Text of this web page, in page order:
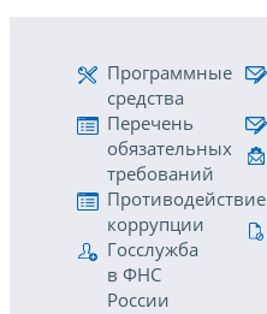
Программные
средства
Перечень
обязательных
требований
Противодействие
коррупции
Госслужба
в ФНС
России